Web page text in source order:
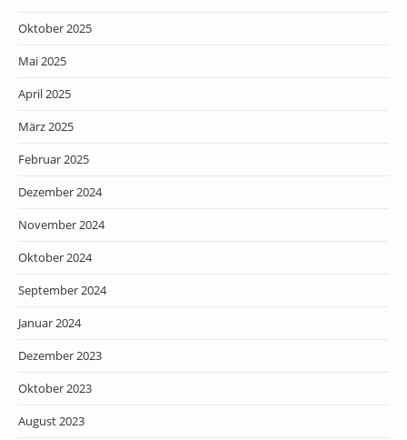
Oktober 2025
Mai 2025
April 2025
März 2025
Februar 2025
Dezember 2024
November 2024
Oktober 2024
September 2024
Januar 2024
Dezember 2023
Oktober 2023
August 2023